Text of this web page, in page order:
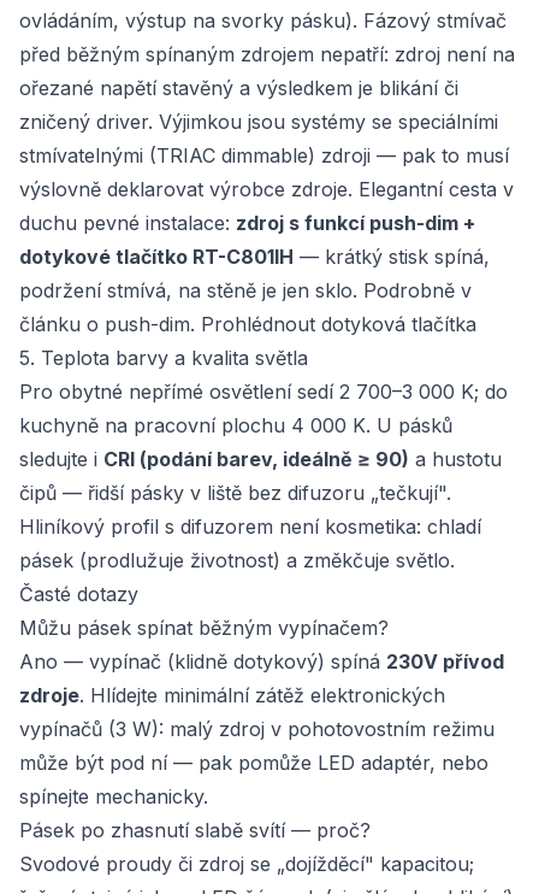
ovládáním, výstup na svorky pásku). Fázový stmívač
před běžným spínaným zdrojem nepatří: zdroj není na
ořezané napětí stavěný a výsledkem je blikání či
zničený driver. Výjimkou jsou systémy se speciálními
stmívatelnými (TRIAC dimmable) zdroji — pak to musí
výslovně deklarovat výrobce zdroje. Elegantní cesta v
duchu pevné instalace: zdroj s funkcí push-dim +
dotykové tlačítko RT-C801IH — krátký stisk spíná,
podržení stmívá, na stěně je jen sklo. Podrobně v
článku o push-dim. Prohlédnout dotyková tlačítka
5. Teplota barvy a kvalita světla
Pro obytné nepřímé osvětlení sedí 2 700–3 000 K; do
kuchyně na pracovní plochu 4 000 K. U pásků
sledujte i CRI (podání barev, ideálně ≥ 90) a hustotu
čipů — řidší pásky v liště bez difuzoru „tečkují".
Hliníkový profil s difuzorem není kosmetika: chladí
pásek (prodlužuje životnost) a změkčuje světlo.
Časté dotazy
Můžu pásek spínat běžným vypínačem?
Ano — vypínač (klidně dotykový) spíná 230V přívod
zdroje. Hlídejte minimální zátěž elektronických
vypínačů (3 W): malý zdroj v pohotovostním režimu
může být pod ní — pak pomůže LED adaptér, nebo
spínejte mechanicky.
Pásek po zhasnutí slabě svítí — proč?
Svodové proudy či zdroj se „dojížděcí" kapacitou;